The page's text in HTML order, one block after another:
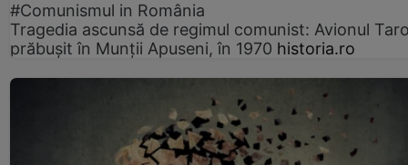
#Comunismul in România
Tragedia ascunsă de regimul comunist: Avionul
prăbușit în Munții Apuseni, în 1970 historia.ro